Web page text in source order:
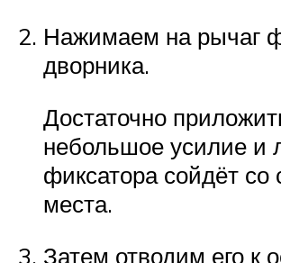
Нажимаем на рычаг
дворника.
Достаточно
небольшое усилие и
фиксатора сойдёт со
места.
Затем отводим его к